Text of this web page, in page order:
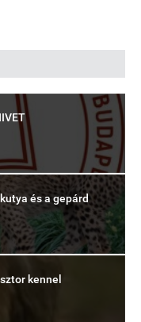
és a gepárd
kennel